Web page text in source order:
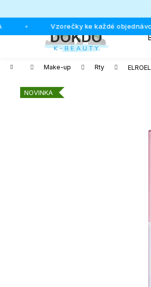
Vzorečky ke každé objednávce
na
Domů Make-up Rty
NOVINKA
o
š
Zpět
Zpět